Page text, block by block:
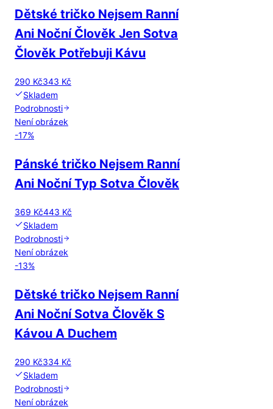
Dětské tričko Nejsem Ranní
Ani Noční Člověk Jen Sotva
Člověk Potřebuji Kávu
290 Kč343 Kč
Skladem
Podrobnosti
Není obrázek
-17%
Pánské tričko Nejsem Ranní
Ani Noční Typ Sotva Člověk
369 Kč443 Kč
Skladem
Podrobnosti
Není obrázek
-13%
Dětské tričko Nejsem Ranní
Ani Noční Sotva Člověk S
Kávou A Duchem
290 Kč334 Kč
Skladem
Podrobnosti
Není obrázek